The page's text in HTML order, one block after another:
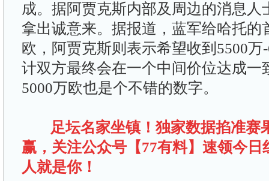
成。据阿贾克斯内部及周边的消息人
拿出诚意来。据报道，蓝军给哈托的
欧，阿贾克斯则表示希望收到5500
计双方最终会在一个中间价位达成一
5000万欧也是个不错的数字。
足坛名家坐镇！独家数据掐准赛
赢，关注公众号【77有料】速领今
人就是你！